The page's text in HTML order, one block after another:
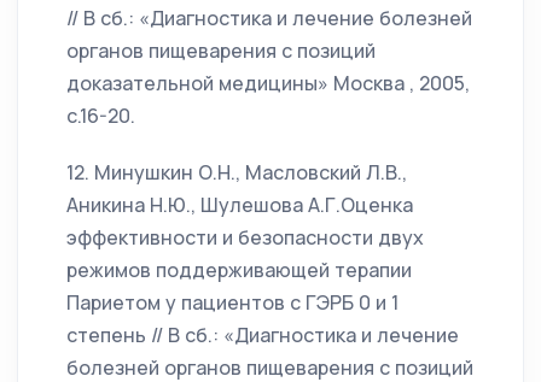
// В сб.: «Диагностика и лечение болезней
органов пищеварения с позиций
доказательной медицины» Москва , 2005,
с.16-20.
12. Минушкин О.Н., Масловский Л.В.,
Аникина Н.Ю., Шулешова А.Г.Оценка
эффективности и безопасности двух
режимов поддерживающей терапии
Париетом у пациентов с ГЭРБ 0 и 1
степень // В сб.: «Диагностика и лечение
болезней органов пищеварения с позиций